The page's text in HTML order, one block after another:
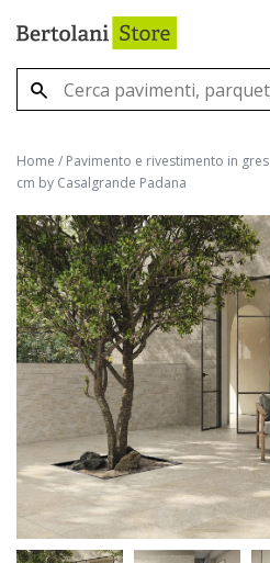
Home / Pavimento e rivestimento in
cm by Casalgrande Padana